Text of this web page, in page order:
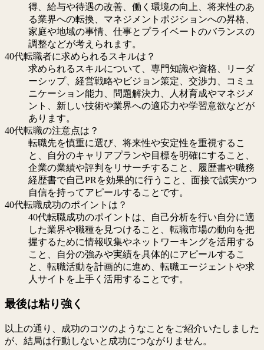
得、給与や待遇の改善、働く環境の向上、将来性のあ
る業界への転換、マネジメントポジションへの昇格、
家庭や地域の事情、仕事とプライベートのバランスの
調整などが考えられます。
40代転職者に求められるスキルは？
求められるスキルについて、専門知識や資格、リーダ
ーシップ、経営戦略やビジョン策定、交渉力、コミュ
ニケーション能力、問題解決力、人材育成やマネジメ
ント、新しい技術や業界への適応力や学習意欲などが
あります。
40代転職の注意点は？
転職先を慎重に選び、将来性や安定性を重視するこ
と、自分のキャリアプランや目標を明確にすること、
企業の業績や評判をリサーチすること、履歴書や職務
経歴書で自己PRを効果的に行うこと、面接で誠実かつ
自信を持ってアピールすることです。
40代転職成功のポイントは？
40代転職成功のポイントは、自己分析を行い自分に適
した業界や職種を見つけること、転職市場の動向を把
握するために情報収集やネットワーキングを活用する
こと、自分の強みや実績を具体的にアピールするこ
と、転職活動を計画的に進め、転職エージェントや求
人サイトを上手く活用することです。
最後は粘り強く
以上の通り、成功のコツのようなことをご紹介いたしました
が、結局は行動しないと成功につながりません。